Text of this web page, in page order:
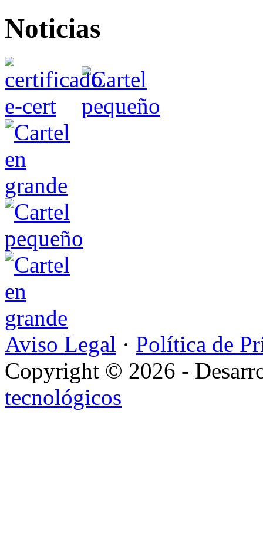
Noticias
Aviso Legal · Política de
Copyright © 2026 -
tecnológicos